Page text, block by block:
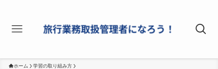
ホーム 学習の取り組み方